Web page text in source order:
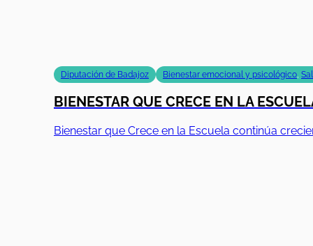
Diputación de Badajoz Bienestar emocional y psicológico,
BIENESTAR QUE CRECE EN LA
Bienestar que Crece en la Escuela continúa